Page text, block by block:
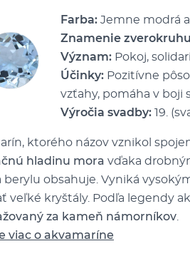
Farba: Jemne modrá
Znamenie
Význam: Pokoj,
Účinky: Pozitívne
vzťahy, pomáha v boji
Výročia svadby: 19.
ktorého názov vznikol
hladinu mora vďaka
berylu obsahuje. Vyniká
veľké kryštály. Podľa legendy
za kameň námorníkov
viac o akvamaríne